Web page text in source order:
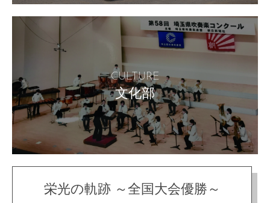
CULTURE
文化部
栄光の軌跡 ～全国大会優勝～